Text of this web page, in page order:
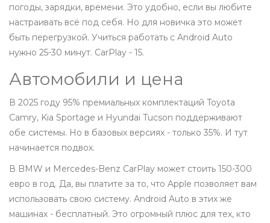
погоды, зарядки, времени. Это удобно, если вы любите
настраивать всё под себя. Но для новичка это может
быть перегрузкой. Учиться работать с Android Auto
нужно 25-30 минут. CarPlay - 15.
Автомобили и цена
В 2025 году 95% премиальных комплектаций Toyota
Camry, Kia Sportage и Hyundai Tucson поддерживают
обе системы. Но в базовых версиях - только 35%. И тут
начинается подвох.
В BMW и Mercedes-Benz CarPlay может стоить 150-300
евро в год. Да, вы платите за то, что Apple позволяет вам
использовать свою систему. Android Auto в этих же
машинах - бесплатный. Это огромный плюс для тех, кто